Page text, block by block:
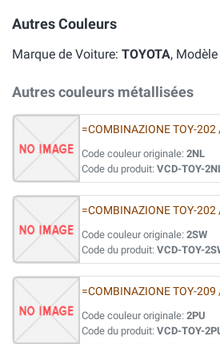
Autres Couleurs
Marque de Voiture: TOYOTA,
Autres couleurs métallisées
=COMBINAZIONE TOY-
Code couleur originale: 2NL
Code du produit: VCD-TOY-
=COMBINAZIONE TOY-202
Code couleur originale: 2SW
Code du produit: VCD-TOY-
=COMBINAZIONE TOY-209
Code couleur originale: 2PU
Code du produit: VCD-TOY-